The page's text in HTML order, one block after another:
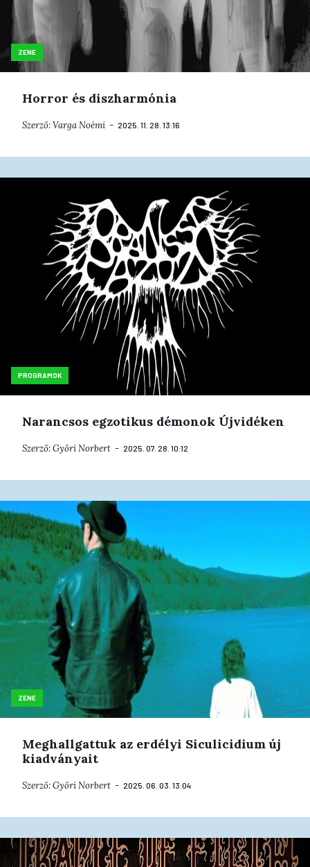
ZENE
Horror és diszharmónia
Szerző:Varga Noémi 2025. 11. 28. 13:16
PROGRAMOK
Narancsos egzotikus démonok Újvidéken
Szerző:Győri Norbert 2025. 07. 28. 10:12
ZENE
Meghallgattuk az erdélyi Siculicidium új
kiadványait
Szerző:Győri Norbert 2025. 06. 03. 13:04